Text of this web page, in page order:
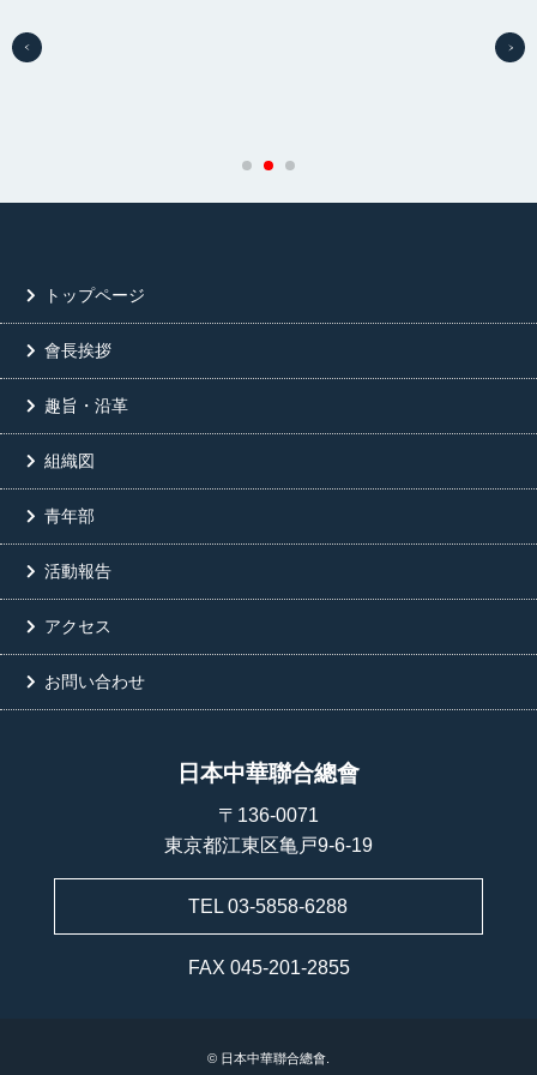
トップページ
會長挨拶
趣旨・沿革
組織図
青年部
活動報告
アクセス
お問い合わせ
日本中華聯合總會
〒136-0071
東京都江東区亀戸9-6-19
TEL 03-5858-6288
FAX 045-201-2855
© 日本中華聯合總會.